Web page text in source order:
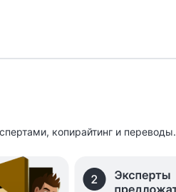
копирайтинг и переводы.